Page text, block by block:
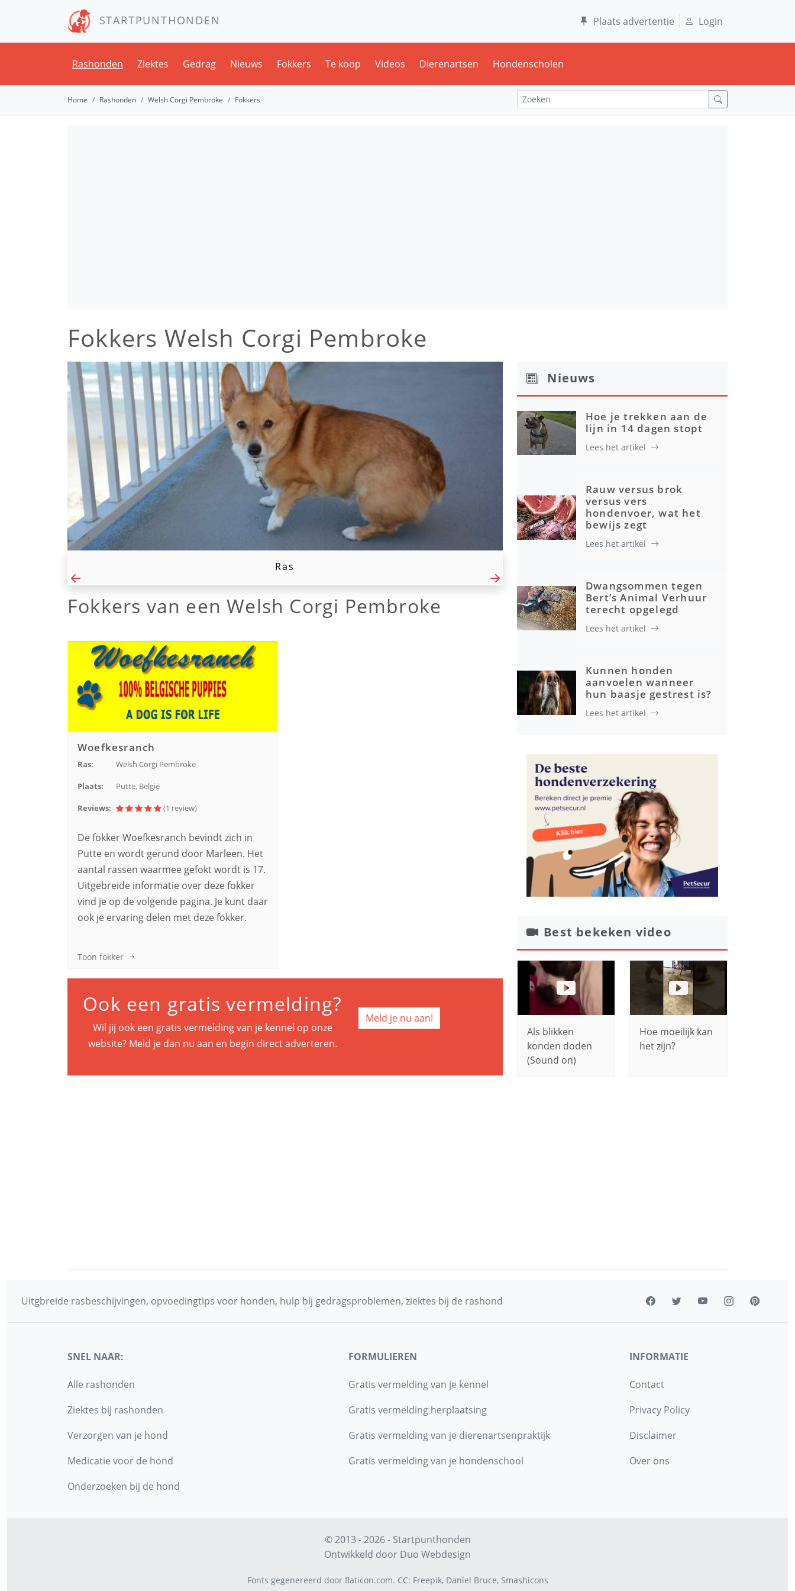
STARTPUNTHONDEN Plaats advertentie Login
Rashonden Ziektes Gedrag Nieuws Fokkers Te koop Videos Dierenartsen Hondenscholen
Home Rashonden Welsh Corgi Pembroke Fokkers
Fokkers Welsh Corgi Pembroke
Ras
Fokkers van een Welsh Corgi Pembroke
Woefkesranch
Ras: Welsh Corgi Pembroke
Plaats: Putte, België
Reviews: (1 review)
De fokker Woefkesranch bevindt zich in
Putte en wordt gerund door Marleen. Het
aantal rassen waarmee gefokt wordt is 17.
Uitgebreide informatie over deze fokker
vind je op de volgende pagina. Je kunt daar
ook je ervaring delen met deze fokker.
Toon fokker
Ook een gratis vermelding?
Wil jij ook een gratis vermelding van je kennel op onze
website? Meld je dan nu aan en begin direct adverteren.
Meld je nu aan!
Nieuws
Hoe je trekken aan de
lijn in 14 dagen stopt
Lees het artikel
Rauw versus brok
versus vers
hondenvoer, wat het
bewijs zegt
Lees het artikel
Dwangsommen tegen
Bert’s Animal Verhuur
terecht opgelegd
Lees het artikel
Kunnen honden
aanvoelen wanneer
hun baasje gestrest is?
Lees het artikel
Best bekeken video
Als blikken
konden doden
(Sound on)
Hoe moeilijk kan
het zijn?
Uitgbreide rasbeschijvingen, opvoedingtips voor honden, hulp bij gedragsproblemen, ziektes bij de rashond
SNEL NAAR:
Alle rashonden
Ziektes bij rashonden
Verzorgen van je hond
Medicatie voor de hond
Onderzoeken bij de hond
FORMULIEREN
Gratis vermelding van je kennel
Gratis vermelding herplaatsing
Gratis vermelding van je dierenartsenpraktijk
Gratis vermelding van je hondenschool
INFORMATIE
Contact
Privacy Policy
Disclaimer
Over ons
© 2013 - 2026 - Startpunthonden
Ontwikkeld door Duo Webdesign
Fonts gegenereerd door flaticon.com. CC: Freepik, Daniel Bruce, Smashicons